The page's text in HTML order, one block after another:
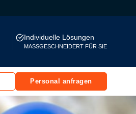
Individuelle Lösungen
MASSGESCHNEIDERT FÜR SIE
Personal anfragen